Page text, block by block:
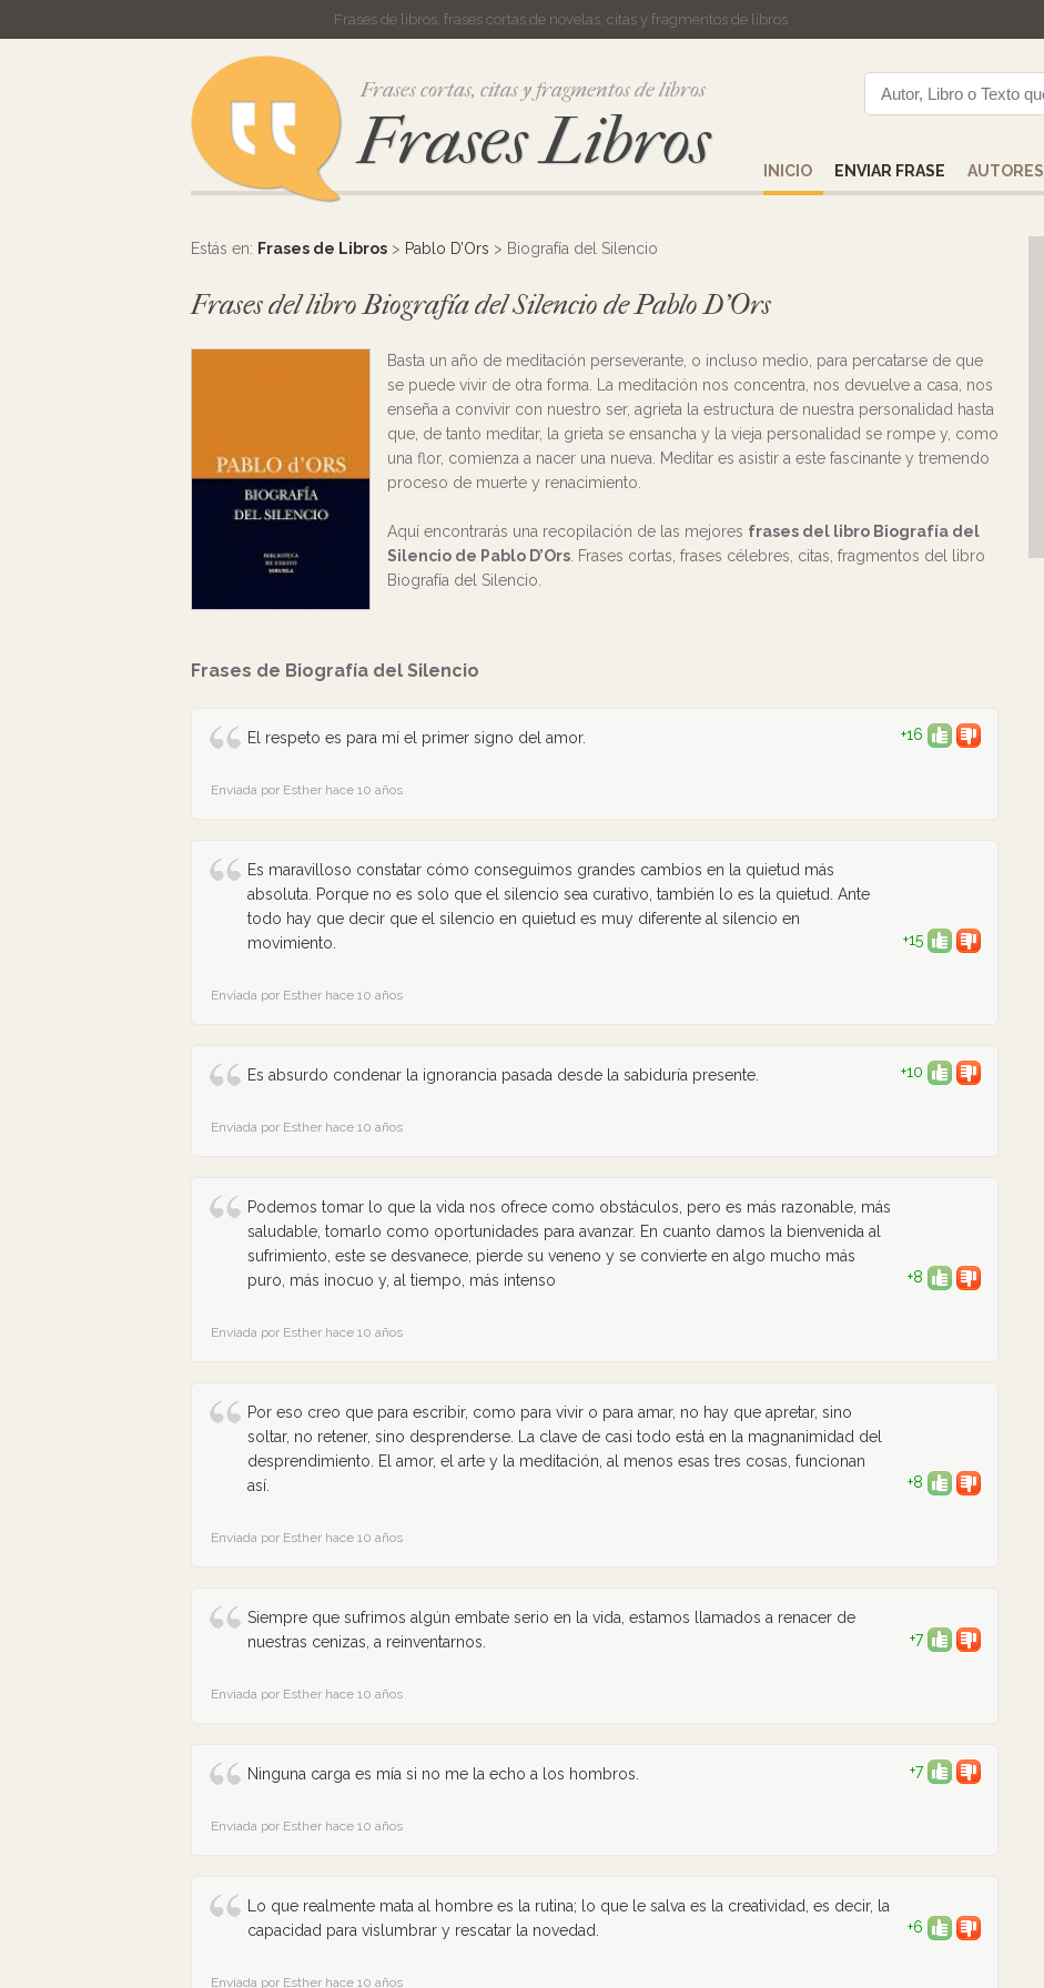
Frases de libros, frases cortas de novelas, citas y fragmentos de libros
Frases cortas, citas y fragmentos de libros
Frases Libros INICIO ENVIAR FRASE AUTORES
Estás en: Frases de Libros > Pablo D’Ors > Biografía del Silencio
Frases del libro Biografía del Silencio de Pablo D’Ors
Basta un año de meditación perseverante, o incluso medio, para percatarse de que
se puede vivir de otra forma. La meditación nos concentra, nos devuelve a casa, nos
enseña a convivir con nuestro ser, agrieta la estructura de nuestra personalidad hasta
que, de tanto meditar, la grieta se ensancha y la vieja personalidad se rompe y, como
una flor, comienza a nacer una nueva. Meditar es asistir a este fascinante y tremendo
proceso de muerte y renacimiento.
Aquí encontrarás una recopilación de las mejores frases del libro Biografía del
Silencio de Pablo D’Ors . Frases cortas, frases célebres, citas, fragmentos del libro
Biografía del Silencio.
Frases de Biografía del Silencio
El respeto es para mí el primer signo del amor. +16
Enviada por Esther hace 10 años
Es maravilloso constatar cómo conseguimos grandes cambios en la quietud más
absoluta. Porque no es solo que el silencio sea curativo, también lo es la quietud. Ante
todo hay que decir que el silencio en quietud es muy diferente al silencio en
movimiento.
+15
Enviada por Esther hace 10 años
Es absurdo condenar la ignorancia pasada desde la sabiduría presente. +10
Enviada por Esther hace 10 años
Podemos tomar lo que la vida nos ofrece como obstáculos, pero es más razonable, más
saludable, tomarlo como oportunidades para avanzar. En cuanto damos la bienvenida al
sufrimiento, este se desvanece, pierde su veneno y se convierte en algo mucho más
puro, más inocuo y, al tiempo, más intenso
+8
Enviada por Esther hace 10 años
Por eso creo que para escribir, como para vivir o para amar, no hay que apretar, sino
soltar, no retener, sino desprenderse. La clave de casi todo está en la magnanimidad del
desprendimiento. El amor, el arte y la meditación, al menos esas tres cosas, funcionan
así.
+8
Enviada por Esther hace 10 años
Siempre que sufrimos algún embate serio en la vida, estamos llamados a renacer de
nuestras cenizas, a reinventarnos.
+7
Enviada por Esther hace 10 años
Ninguna carga es mía si no me la echo a los hombros. +7
Enviada por Esther hace 10 años
Lo que realmente mata al hombre es la rutina; lo que le salva es la creatividad, es decir, la
capacidad para vislumbrar y rescatar la novedad.
+6
Enviada por Esther hace 10 años